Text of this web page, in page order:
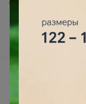
Торговые марки
Наша команда
В наличии
Подарочные